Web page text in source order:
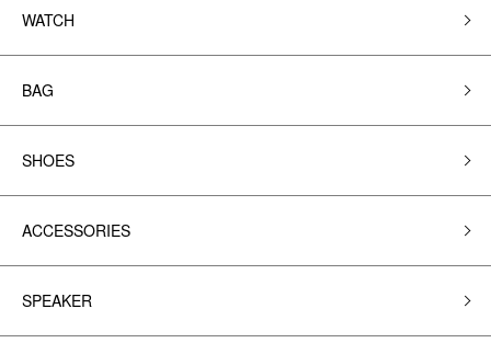
WATCH
BAG
SHOES
ACCESSORIES
SPEAKER